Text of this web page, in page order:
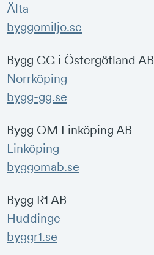
Älta
byggomiljo.se
Bygg GG i Östergötland AB
Norrköping
bygg-gg.se
Bygg OM Linköping AB
Linköping
byggomab.se
Bygg R1 AB
Huddinge
byggr1.se